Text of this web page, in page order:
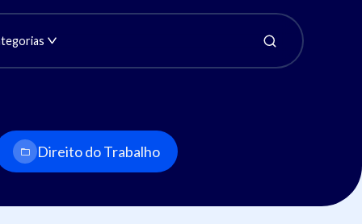
Direito do Trabalho